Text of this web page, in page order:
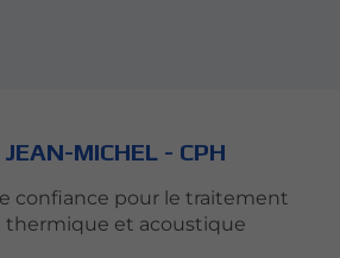
MICHEL - CPH
confiance pour le traitement
thermique et acoustique